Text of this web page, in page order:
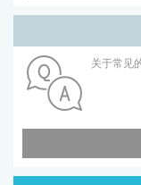
关于常见